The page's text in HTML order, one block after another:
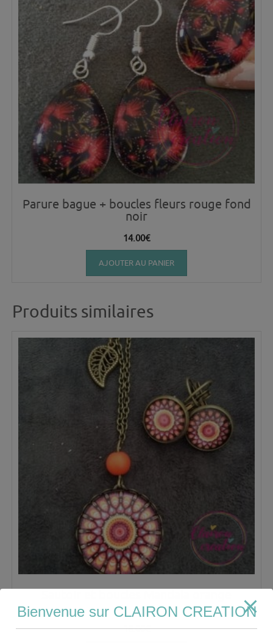
Parure bague + boucles fleurs rouge fond
noir
14.00€
AJOUTER AU PANIER
Produits similaires
18.00€
Bienvenue sur CLAIRON CREATION